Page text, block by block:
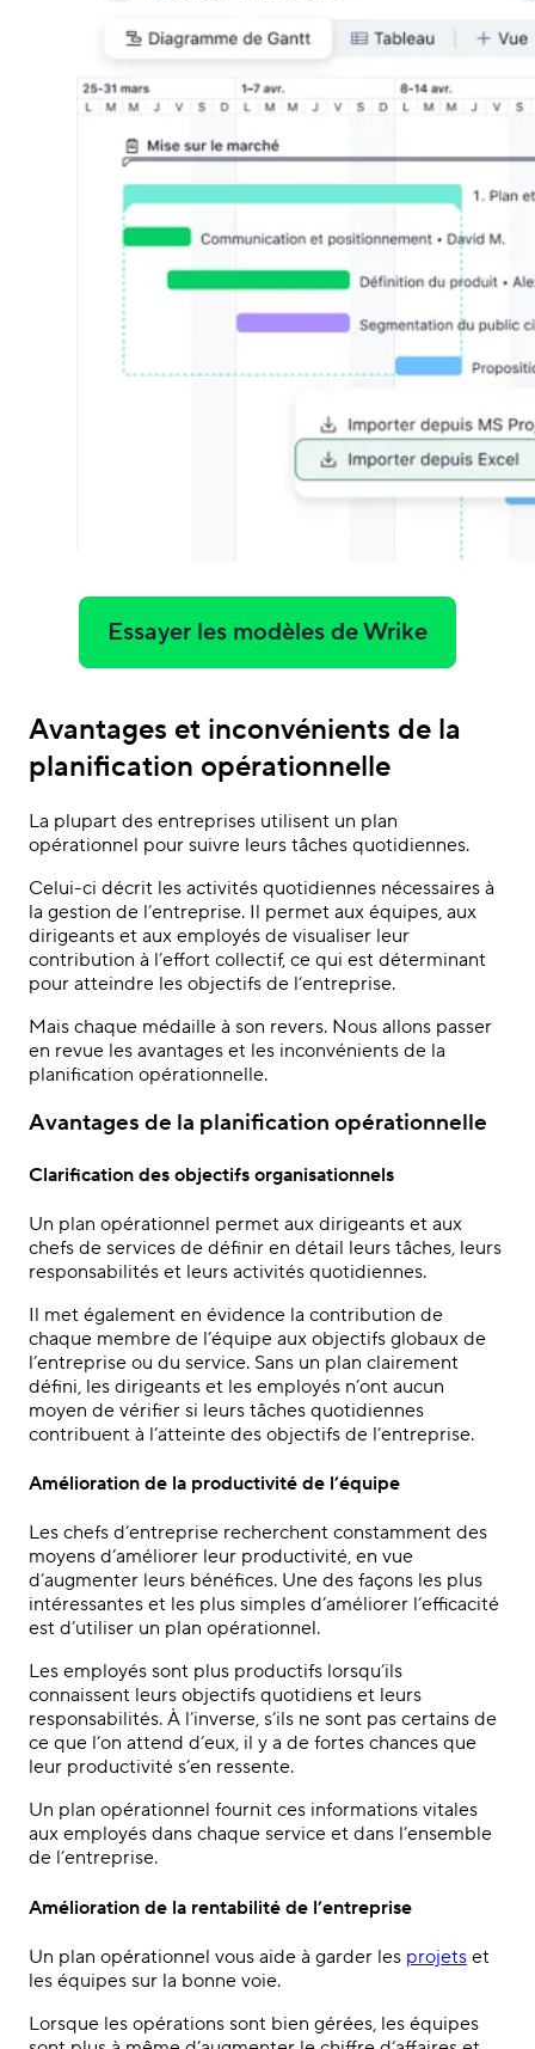
Essayer les modèles de Wrike
Avantages et inconvénients de la
planification opérationnelle
La plupart des entreprises utilisent un plan
opérationnel pour suivre leurs tâches quotidiennes.
Celui-ci décrit les activités quotidiennes nécessaires à
la gestion de l’entreprise. Il permet aux équipes, aux
dirigeants et aux employés de visualiser leur
contribution à l’effort collectif, ce qui est déterminant
pour atteindre les objectifs de l’entreprise.
Mais chaque médaille à son revers. Nous allons passer
en revue les avantages et les inconvénients de la
planification opérationnelle.
Avantages de la planification opérationnelle
Clarification des objectifs organisationnels
Un plan opérationnel permet aux dirigeants et aux
chefs de services de définir en détail leurs tâches, leurs
responsabilités et leurs activités quotidiennes.
Il met également en évidence la contribution de
chaque membre de l’équipe aux objectifs globaux de
l’entreprise ou du service. Sans un plan clairement
défini, les dirigeants et les employés n’ont aucun
moyen de vérifier si leurs tâches quotidiennes
contribuent à l’atteinte des objectifs de l’entreprise.
Amélioration de la productivité de l’équipe
Les chefs d’entreprise recherchent constamment des
moyens d’améliorer leur productivité, en vue
d’augmenter leurs bénéfices. Une des façons les plus
intéressantes et les plus simples d’améliorer l’efficacité
est d’utiliser un plan opérationnel.
Les employés sont plus productifs lorsqu’ils
connaissent leurs objectifs quotidiens et leurs
responsabilités. À l’inverse, s’ils ne sont pas certains de
ce que l’on attend d’eux, il y a de fortes chances que
leur productivité s’en ressente.
Un plan opérationnel fournit ces informations vitales
aux employés dans chaque service et dans l’ensemble
de l’entreprise.
Amélioration de la rentabilité de l’entreprise
Un plan opérationnel vous aide à garder les projets et
les équipes sur la bonne voie.
Lorsque les opérations sont bien gérées, les équipes